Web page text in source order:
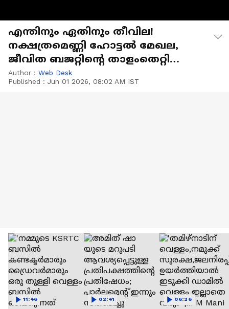
എന്തിനും ഏതിനും തീവില!
നക്ഷത്രമെണ്ണി ഹോട്ടൽ മേഖല,
ജീവിത ബജറ്റിന്റെ താളംതെറ്റി
സാധാരണക്കാർ
Author : Web Desk
Published : Jun 01 2026, 08:02 AM IST
11:46 02:41 06:26